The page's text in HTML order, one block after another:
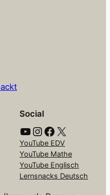
Social
YouTube Instagram Facebook X
YouTube EDV
YouTube Mathe
YouTube Englisch
Lernsnacks Deutsch